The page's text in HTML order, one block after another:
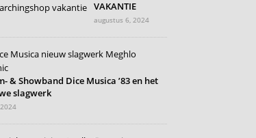
VAKANTIE
augustus 6, 2024
& Showband Dice Musica ’83 en het
slagwerk